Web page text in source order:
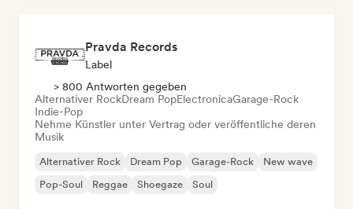
Pravda Records
Label
> 800 Antworten gegeben
Alternativer RockDream PopElectronicaGarage-Rock
Indie-Pop
Nehme Künstler unter Vertrag oder veröffentliche deren
Musik
Alternativer Rock Dream Pop Garage-Rock
New wave
Pop-Soul
Reggae Shoegaze Soul